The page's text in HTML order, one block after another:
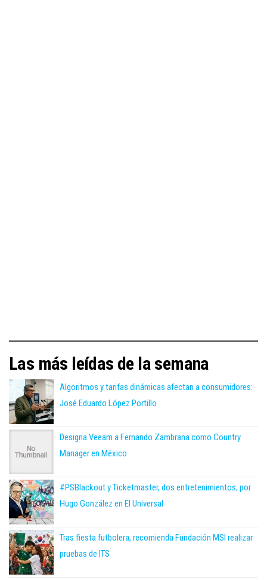
Las más leídas de la semana
Algoritmos y tarifas dinámicas afectan a consumidores:
José Eduardo López Portillo
Designa Veeam a Fernando Zambrana como Country
Manager en México
#PSBlackout y Ticketmaster, dos entretenimientos; por
Hugo González en El Universal
Tras fiesta futbolera, recomienda Fundación MSI realizar
pruebas de ITS